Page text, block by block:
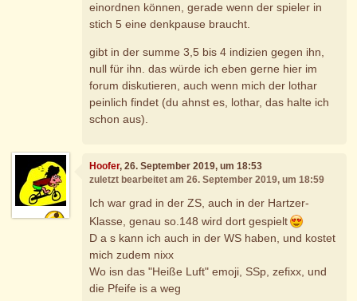
einordnen können, gerade wenn der spieler in
stich 5 eine denkpause braucht.
gibt in der summe 3,5 bis 4 indizien gegen ihn,
null für ihn. das würde ich eben gerne hier im
forum diskutieren, auch wenn mich der lothar
peinlich findet (du ahnst es, lothar, das halte ich
schon aus).
Hoofer, 26. September 2019, um 18:53
zuletzt bearbeitet am 26. September 2019, um 18:59
Ich war grad in der ZS, auch in der Hartzer-
Klasse, genau so.148 wird dort gespielt
D a s kann ich auch in der WS haben, und kostet
mich zudem nixx
Wo isn das "Heiße Luft" emoji, SSp, zefixx, und
die Pfeife is a weg